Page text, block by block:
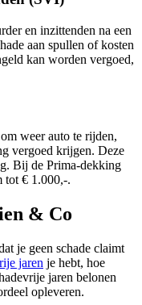
en inzittenden na een
aan spullen of kosten
kan worden vergoed,
weer auto te rijden,
vergoed krijgen. Deze
Bij de Prima-dekking
tot € 1.000,-.
& Co
je geen schade claimt
jaren je hebt, hoe
jaren belonen
opleveren.